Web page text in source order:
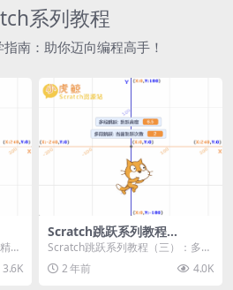
系列教程
南：助你迈向编程高手！
准
3.6K
Scratch跳跃系列教程
（三）：多段跳跃
Scratch跳跃系列教程（三）：多段
跳跃 作者：小虎鲸Scratch资源站
连...2 年前 4.0K